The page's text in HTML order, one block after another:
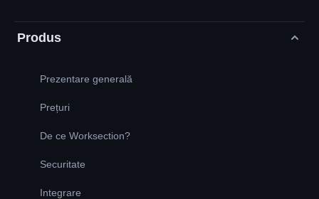
Produs
Prezentare generală
Prețuri
De ce Worksection?
Securitate
Integrare